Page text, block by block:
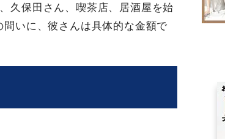
久保田さん、喫茶店、居酒屋を始
いに、彼さんは具体的な金額で